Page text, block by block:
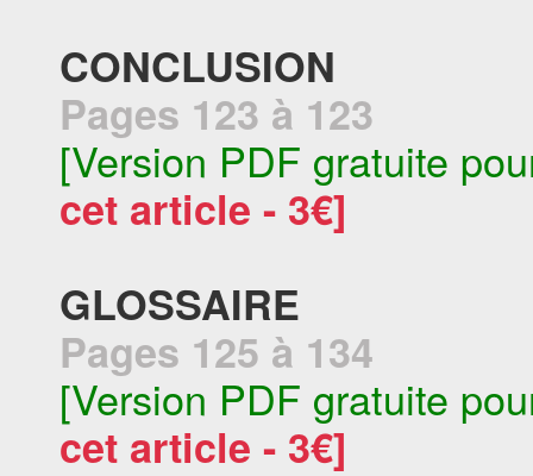
CONCLUSION
Pages 123 à 123
[Version PDF gratuite
cet article - 3€]
GLOSSAIRE
Pages 125 à 134
[Version PDF gratuite
cet article - 3€]